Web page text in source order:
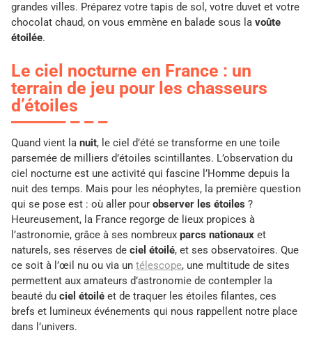
grandes villes. Préparez votre tapis de sol, votre duvet et votre
chocolat chaud, on vous emmène en balade sous la voûte
étoilée.
Le ciel nocturne en France : un
terrain de jeu pour les chasseurs
d’étoiles
Quand vient la nuit, le ciel d’été se transforme en une toile
parsemée de milliers d’étoiles scintillantes. L’observation du
ciel nocturne est une activité qui fascine l’Homme depuis la
nuit des temps. Mais pour les néophytes, la première question
qui se pose est : où aller pour observer les étoiles ?
Heureusement, la France regorge de lieux propices à
l’astronomie, grâce à ses nombreux parcs nationaux et
naturels, ses réserves de ciel étoilé, et ses observatoires. Que
ce soit à l’œil nu ou via un télescope, une multitude de sites
permettent aux amateurs d’astronomie de contempler la
beauté du ciel étoilé et de traquer les étoiles filantes, ces
brefs et lumineux événements qui nous rappellent notre place
dans l’univers.